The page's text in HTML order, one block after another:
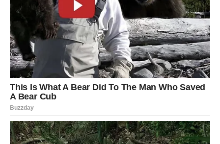
Posebno se izdvajaju Ribe, Strijelac i Vaga, kojima dolaze
najljepši trenuci, najviše osmijeha i događaji koji će im
uljepšati dan. Ipak, svaki znak dobija priliku da pronađe
nešto lijepo u onome što ga očekuje.
Ponekad jedan običan dan postane uspomena koju dugo
nosimo sa sobom. A za mnoge znakove upravo takav dan
dolazi ovog četvrtka.